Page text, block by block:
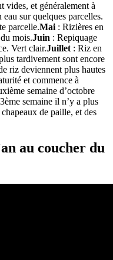
vides, et généralement à
sur quelques parcelles.
parcelle.Mai : Rizières en
mois.Juin : Repiquage
Vert clair.Juillet : Riz en
tardivement sont encore
riz deviennent plus hautes
et commence à
semaine d’octobre
semaine il n’y a plus
de paille, et des
au coucher du